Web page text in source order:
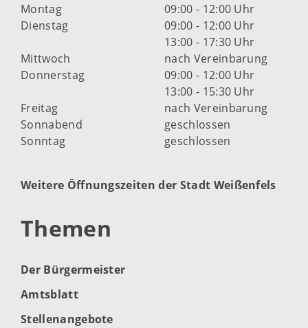
Montag
09:00 - 12:00 Uhr
Dienstag
09:00 - 12:00 Uhr
13:00 - 17:30 Uhr
Mittwoch
nach Vereinbarung
Donnerstag
09:00 - 12:00 Uhr
13:00 - 15:30 Uhr
Freitag
nach Vereinbarung
Sonnabend
geschlossen
Sonntag
geschlossen
Weitere Öffnungszeiten der Stadt Weißenfels
Themen
Der Bürgermeister
Amtsblatt
Stellenangebote